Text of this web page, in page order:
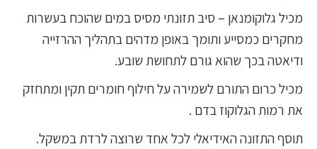
מכיל גלוקומנאן – סיב תזונתי מסיס במים שהוכח בעשרות
מחקרים כמסייע ותומך באופן מדהים בתהליך ההרזייה
ודיאטה בכך שהוא גורם לתחושת שובע.
מכיל כרום התורם לשמירה על חילוף חומרים תקין ומתחזק
את רמות הגלוקוז בדם .
תוסף התזונה האידיאלי לכל אחד שרוצה לרדת במשקל.